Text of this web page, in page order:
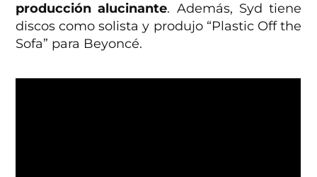
producción alucinante. Además, Syd tiene
discos como solista y produjo “Plastic Off the
Sofa” para Beyoncé.